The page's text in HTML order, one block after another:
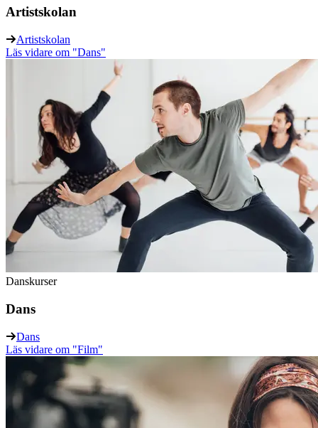
Artistskolan
Artistskolan
Läs vidare om "Dans"
Danskurser
Dans
Dans
Läs vidare om "Film"